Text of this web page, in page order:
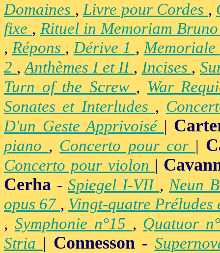
Domaines ,Livre pour Cordes ,
fixe , Rituel in Memoriam
, Répons ,Dérive 1 ,Memoriale
2 ,Anthèmes I et II , Incises ,
Turn of the Screw , War
Sonates et Interludes ,
D'un Geste Apprivoisé |
piano , Concerto pour cor |
Concerto pour violon |
Cerha -Spiegel I-VII ,Neun
opus 67 , Vingt-quatre Préludes
, Symphonie n°15 , Quatuor
Stria | Connesson-